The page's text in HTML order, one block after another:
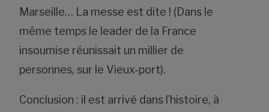
Marseille… La messe est dite ! (Dans le
même temps le leader de la France
insoumise réunissait un millier de
personnes, sur le Vieux-port).
Conclusion : il est arrivé dans l’histoire, à